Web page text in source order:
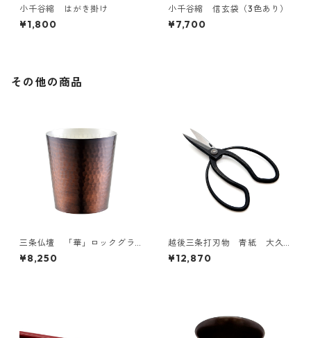
小千谷縮 はがき掛け
¥1,800
小千谷縮 信玄袋（3色あり）
¥7,700
その他の商品
三条仏壇 「華」ロックグラ
ス 槌目・ブロンズ 300ml
No.4857
¥8,250
越後三条打刃物 青紙 大久
保鋏 3寸
¥12,870